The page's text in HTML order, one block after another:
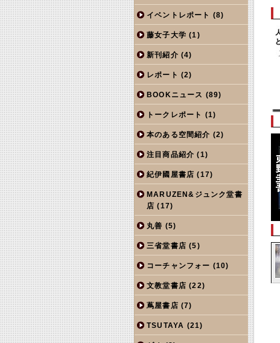
イベントレポート (8)
藤女子大学 (1)
新刊紹介 (4)
レポート (2)
BOOKニュース (89)
トークレポート (1)
本のある空間紹介 (2)
注目商品紹介 (1)
紀伊國屋書店 (17)
MARUZEN&ジュンク堂書
店 (17)
丸善 (5)
三省堂書店 (5)
コーチャンフォー (10)
文教堂書店 (22)
蔦屋書店 (7)
TSUTAYA (21)